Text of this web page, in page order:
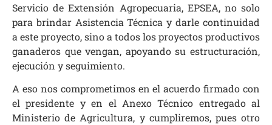
Servicio de Extensión Agropecuaria, EPSEA, no solo
para brindar Asistencia Técnica y darle continuidad
a este proyecto, sino a todos los proyectos productivos
ganaderos que vengan, apoyando su estructuración,
ejecución y seguimiento.
A eso nos comprometimos en el acuerdo firmado con
el presidente y en el Anexo Técnico entregado al
Ministerio de Agricultura, y cumpliremos, pues otro